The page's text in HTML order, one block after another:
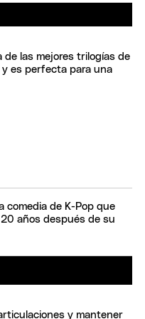
de las mejores trilogías de
es perfecta para una
comedia de K-Pop que
años después de su
y mantener